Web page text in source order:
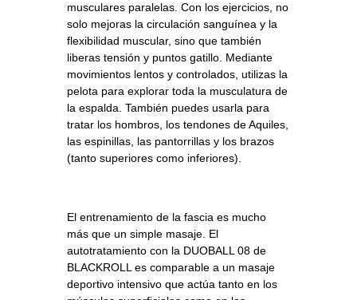
musculares paralelas. Con los ejercicios, no
solo mejoras la circulación sanguínea y la
flexibilidad muscular, sino que también
liberas tensión y puntos gatillo. Mediante
movimientos lentos y controlados, utilizas la
pelota para explorar toda la musculatura de
la espalda. También puedes usarla para
tratar los hombros, los tendones de Aquiles,
las espinillas, las pantorrillas y los brazos
(tanto superiores como inferiores).
El entrenamiento de la fascia es mucho
más que un simple masaje. El
autotratamiento con la DUOBALL 08 de
BLACKROLL es comparable a un masaje
deportivo intensivo que actúa tanto en los